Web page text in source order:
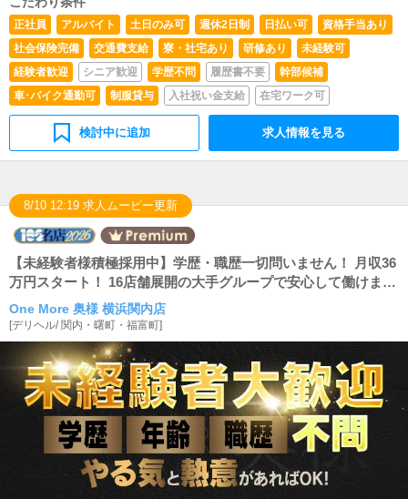
正社員 アルバイト 土日のみ可 週休2日制 日払い可
資格手当あり
社会保険完備
交通費支給 寮・社宅あり 研修あり
未経験可
経験者歓迎
シニア歓迎 学歴不問 履歴書不要
幹部候補
車･バイク通勤可
制服貸与 入社祝い金支給 在宅ワーク可
検討中に追加 求人情報を見る
8/10 12:19 求人ムービー更新
【未経験者様積極採用中】学歴・職歴一切問いません！ 月収36
万円スタート！ 16店舗展開の大手グループで安心して働けま
す！
One More 奥様 横浜関内店
[デリヘル/関内・曙町・福富町]